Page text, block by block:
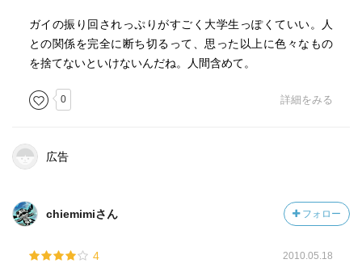
ガイの振り回されっぷりがすごく大学生っぽくていい。人
との関係を完全に断ち切るって、思った以上に色々なもの
を捨てないといけないんだね。人間含めて。
0 詳細をみる
広告
chiemimiさん フォロー
4 2010.05.18